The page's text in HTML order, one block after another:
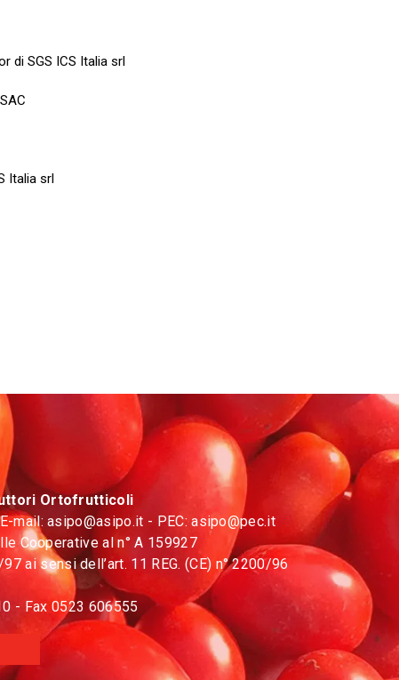
di SGS ICS Italia srl
Italia srl
Ortofrutticoli
mail:asipo@asipo.it - PEC:asipo@pec.it
Cooperative al n° A 159927
ai sensi dell’art. 11 REG. (CE) n° 2200/96
- Fax 0523 606555